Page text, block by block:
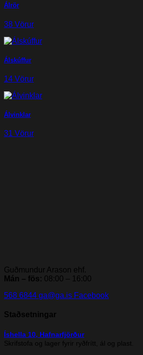
Álrör
38 Vörur
Álskúffur
14 Vörur
Álvinklar
31 Vörur
Guðmundur Arason ehf.
Mán – fös: 08:00 – 16:00
568 6844 ga@ga.is Facebook
Staðsetningar
Íshella 10, Hafnarfjörður
Skrifstofa og lager fyrir ryðfrítt, ál og plast.